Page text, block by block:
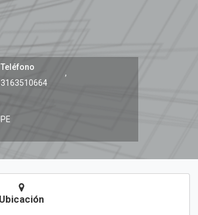
Teléfono
3163510664
,
Ubicación